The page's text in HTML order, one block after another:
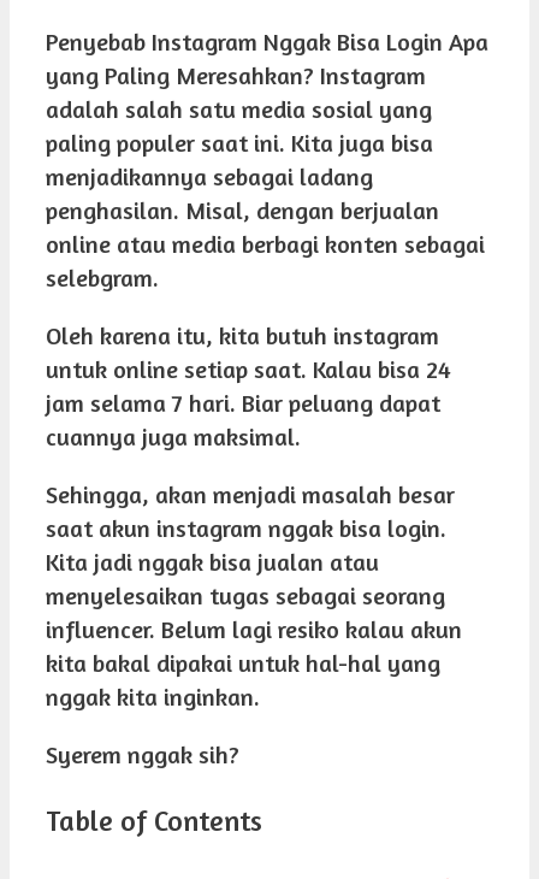
Penyebab Instagram Nggak Bisa Login Apa
yang Paling Meresahkan? Instagram
adalah salah satu media sosial yang
paling populer saat ini. Kita juga bisa
menjadikannya sebagai ladang
penghasilan. Misal, dengan berjualan
online atau media berbagi konten sebagai
selebgram.
Oleh karena itu, kita butuh instagram
untuk online setiap saat. Kalau bisa 24
jam selama 7 hari. Biar peluang dapat
cuannya juga maksimal.
Sehingga, akan menjadi masalah besar
saat akun instagram nggak bisa login.
Kita jadi nggak bisa jualan atau
menyelesaikan tugas sebagai seorang
influencer. Belum lagi resiko kalau akun
kita bakal dipakai untuk hal-hal yang
nggak kita inginkan.
Syerem nggak sih?
Table of Contents